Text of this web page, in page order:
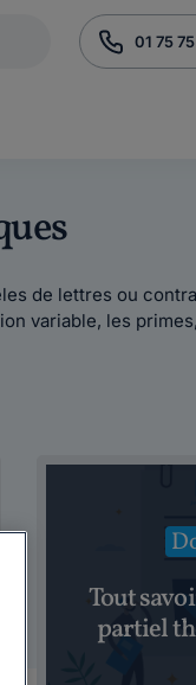
01 75
de lettres ou
variable, les
Tout
partiel